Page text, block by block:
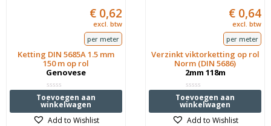
Ketting DIN 5685A 1.5 mm
150 m op rol
Genovese
Waardering
0
uit
5
€ 0,62
excl. btw
per meter
Toevoegen aan
winkelwagen
Add to Wishlist
Verzinkt viktorketting op rol
Norm (DIN 5686)
2mm 118m
Waardering
0
uit
5
€ 0,64
excl. btw
per meter
Toevoegen aan
winkelwagen
Add to Wishlist